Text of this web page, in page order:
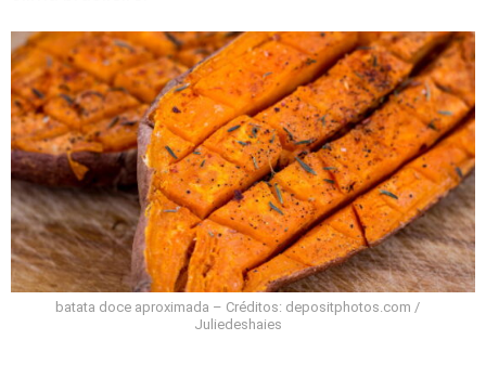
batata doce aproximada – Créditos: depositphotos.com /
Juliedeshaies